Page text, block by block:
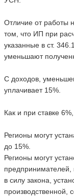
Отличие от работы
том, что ИП при
указанные в ст.
уменьшают
С доходов,
уплачивает 15%.
Как и при ставке
Регионы могут
до 15%.
Регионы могут
предпринимателей,
в силу закона,
производственной,